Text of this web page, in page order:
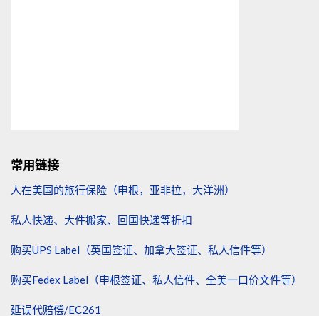
常用链接
人在美国的旅行保险（申根，亚非拉，大洋洲）
私人快递、大件搬家、回国快递等折扣
购买UPS Label（英国签证、加拿大签证、私人信件等）
购买Fedex Label（申根签证、私人信件、全美一口价文件等）
延误代赔偿/EC261